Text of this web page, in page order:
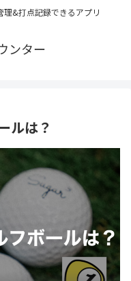
&打点記録できるアプリ
ンター
ルは？